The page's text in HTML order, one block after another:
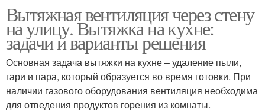
Вытяжная вентиляция через стену
на улицу. Вытяжка на кухне:
задачи и варианты решения
Основная задача вытяжки на кухне – удаление пыли,
гари и пара, который образуется во время готовки. При
наличии газового оборудования вентиляция необходима
для отведения продуктов горения из комнаты.